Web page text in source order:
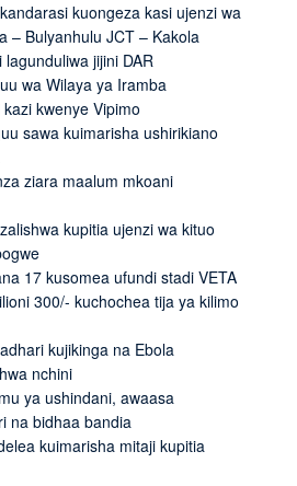
kuongeza kasi ujenzi wa
– Bulyanhulu JCT – Kakola
jijini DAR
wa Wilaya ya Iramba
kwenye Vipimo
sawa kuimarisha ushirikiano
ziara maalum mkoani
kupitia ujenzi wa kituo
17 kusomea ufundi stadi VETA
300/- kuchochea tija ya kilimo
kujikinga na Ebola
nchini
ya ushindani, awaasa
na bidhaa bandia
kuimarisha mitaji kupitia